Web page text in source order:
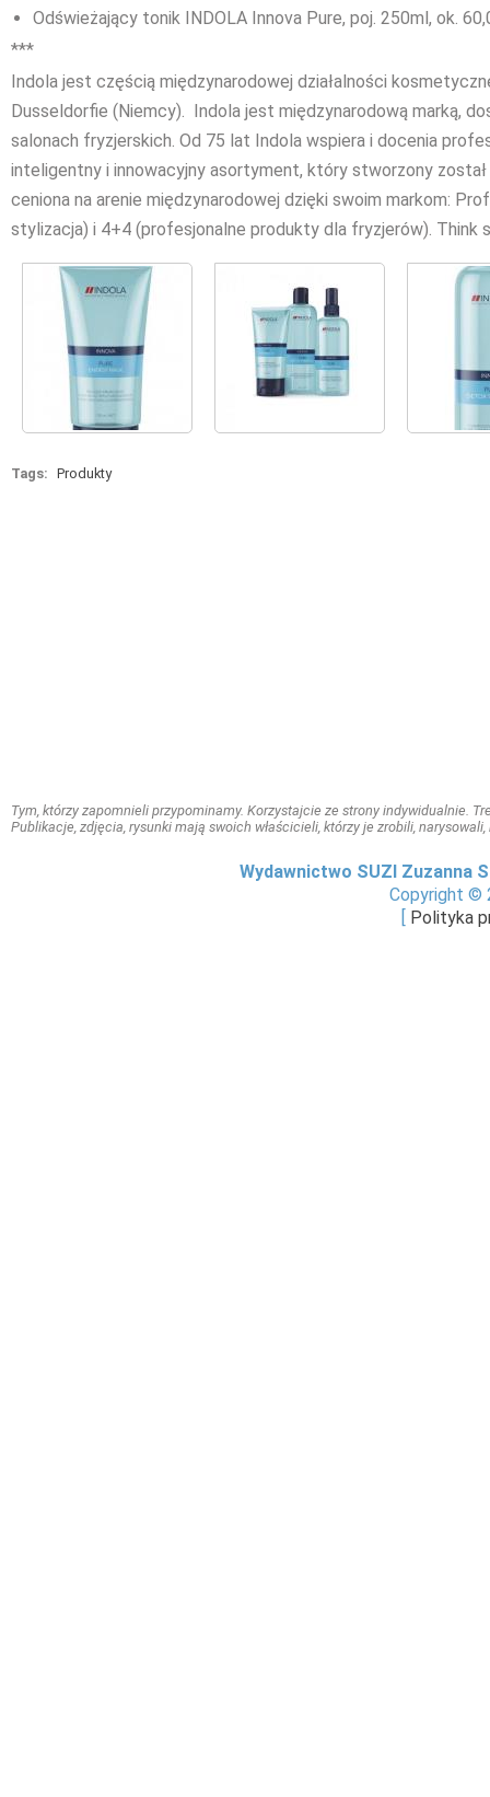
Odświeżający tonik INDOLA Innova Pure, poj. 250ml, ok.
***
Indola jest częścią międzynarodowej działalności
Dusseldorfie (Niemcy). Indola jest międzynarodową marką,
salonach fryzjerskich. Od 75 lat Indola wspiera i docenia
inteligentny i innowacyjny asortyment, który stworzony
ceniona na arenie międzynarodowej dzięki swoim markom:
stylizacja) i 4+4 (profesjonalne produkty dla fryzjerów). Think
Tags: Produkty
Tym, którzy zapomnieli przypominamy. Korzystajcie ze strony indywidualnie.
Publikacje, zdjęcia, rysunki mają swoich właścicieli, którzy je zrobili,
Wydawnictwo SUZI Zuzanna
Copyright ©
Polityka